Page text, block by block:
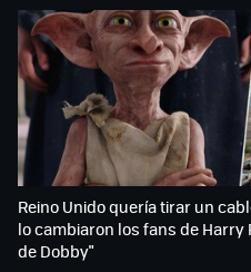
Reino Unido quería tirar un
lo cambiaron los fans de
de Dobby"